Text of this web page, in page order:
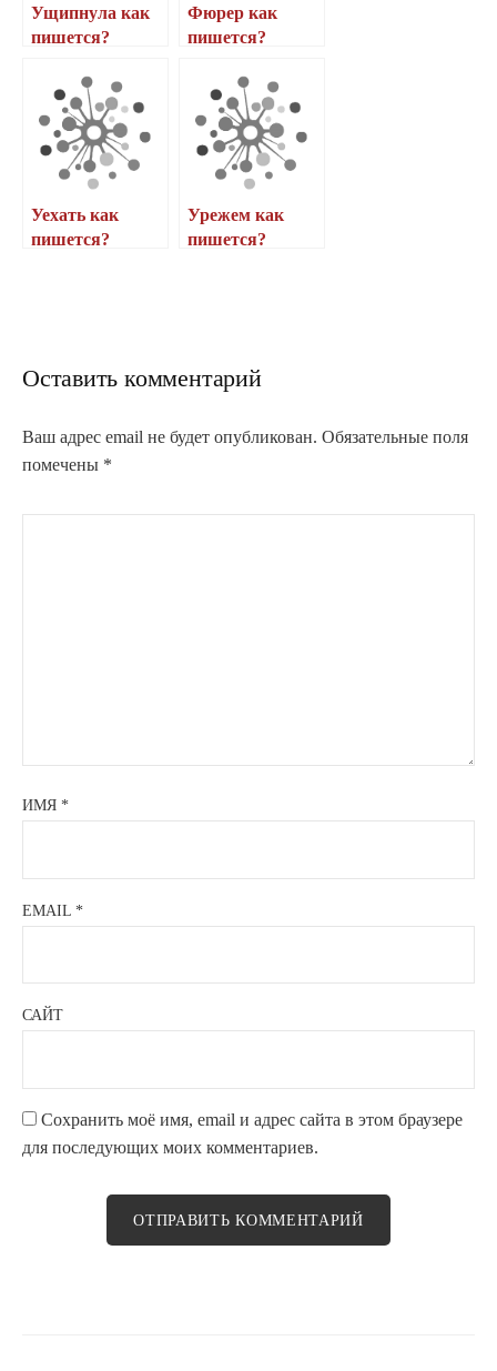
Ущипнула как
пишется?
Фюрер как
пишется?
Уехать как
пишется?
Урежем как
пишется?
Оставить комментарий
Ваш адрес email не будет опубликован. Обязательные поля
помечены *
ИМЯ *
EMAIL *
САЙТ
Сохранить моё имя, email и адрес сайта в этом браузере
для последующих моих комментариев.